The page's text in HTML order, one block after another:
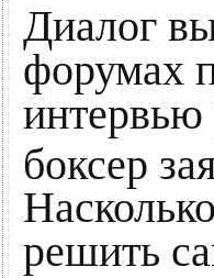
Диалог
форумах
боксер
решить